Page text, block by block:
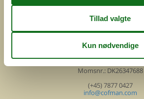
COFMAN.COM
ved
Nygade 8b. 2. th
DK-7400 Herning
Danmark
Cofman.com
Momsnr.: DK26347688
(+45) 7877 0427
info@cofman.com